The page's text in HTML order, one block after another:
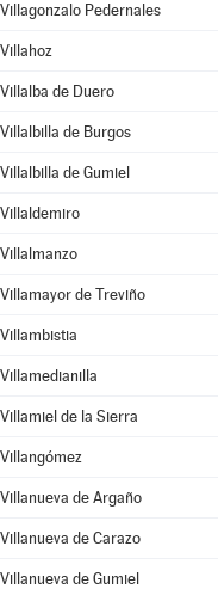
Villagonzalo Pedernales
Villahoz
Villalba de Duero
Villalbilla de Burgos
Villalbilla de Gumiel
Villaldemiro
Villalmanzo
Villamayor de Treviño
Villambistia
Villamedianilla
Villamiel de la Sierra
Villangómez
Villanueva de Argaño
Villanueva de Carazo
Villanueva de Gumiel